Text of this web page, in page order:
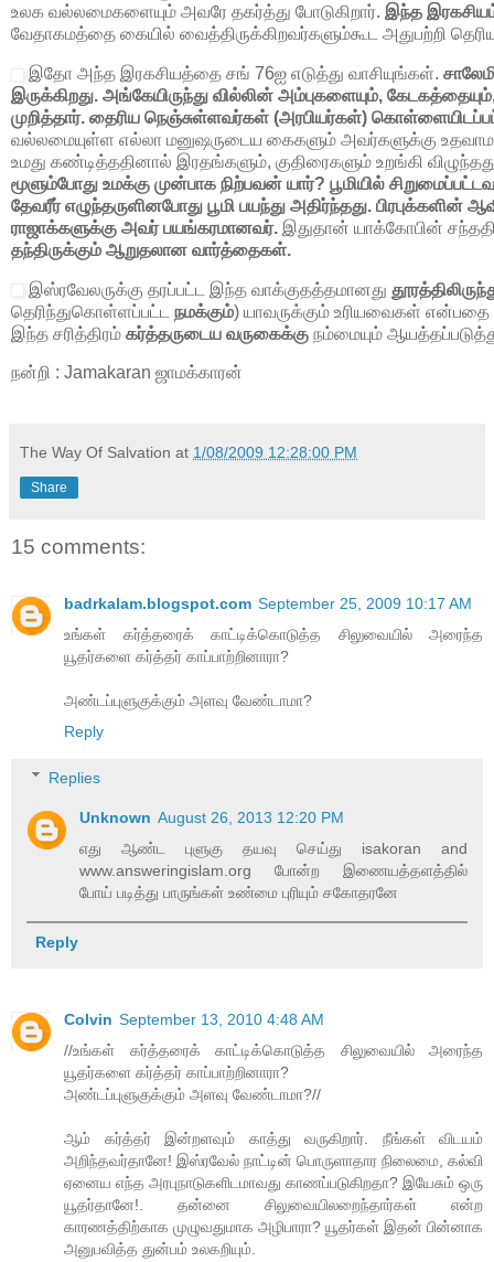
உலக வல்லமைகளையும் அவரே தகர்த்து போடுகிறார். இந்த இரகசியம்
வேதாகமத்தை கையில் வைத்திருக்கிறவர்களும்கூட அதுபற்றி
இதோ அந்த இரகசியத்தை சங் 76ஐ எடுத்து வாசியுங்கள்.
இருக்கிறது. அங்கேயிருந்து வில்லின் அம்புகளையும்,
முறித்தார். தைரிய நெஞ்சுள்ளவர்கள் (அரபியர்கள்)
வல்லமையுள்ள எல்லா மனுஷருடைய கைகளும் அவர்களுக்கு
உமது கண்டித்ததினால் இரதங்களும், குதிரைகளும் உறங்கி
மூளும்போது உமக்கு முன்பாக நிற்பவன் யார்? பூமியில்
தேவரீர் எழுந்தருளினபோது பூமி பயந்து அதிர்ந்தது. பிரபுக்களின்
ராஜாக்களுக்கு அவர் பயங்கரமானவர். இதுதான் யாக்கோபின்
தந்திருக்கும் ஆறுதலான வார்த்தைகள்.
இஸ்ரவேலருக்கு தரப்பட்ட இந்த வாக்குதத்தமானது
தெரிந்துகொள்ளப்பட்ட நமக்கும்) யாவருக்கும் உரியவைகள்
இந்த சரித்திரம் கர்த்தருடைய வருகைக்கு நம்மையும்
நன்றி : Jamakaran ஜாமக்காரன்
The Way Of Salvation at 1/08/2009 12:28:00 PM
Share
15 comments:
badrkalam.blogspot.com September 25, 2009 10:17 AM
உங்கள் கர்த்தரைக் காட்டிக்கொடுத்த சிலுவையில் அரைந்த
யூதர்களை கர்த்தர் காப்பாற்றினாரா?
அண்டப்புளுகுக்கும் அளவு வேண்டாமா?
Reply
Replies
Unknown August 26, 2013 12:20 PM
எது ஆண்ட புளுகு தயவு செய்து isakoran and
www.answeringislam.org போன்ற இணையத்தளத்தில்
போய் படித்து பாருங்கள் உண்மை புரியும் சகோதரனே
Reply
Colvin September 13, 2010 4:48 AM
//உங்கள் கர்த்தரைக் காட்டிக்கொடுத்த சிலுவையில் அரைந்த
யூதர்களை கர்த்தர் காப்பாற்றினாரா?
அண்டப்புளுகுக்கும் அளவு வேண்டாமா?//
ஆம் கர்த்தர் இன்றளவும் காத்து வருகிறார். நீங்கள் விடயம்
அறிந்தவர்தானே! இஸ்ரவேல் நாட்டின் பொருளாதார நிலைமை, கல்வி
ஏனைய எந்த அரபுநாடுகளிடமாவது காணப்படுகிறதா? இயேசும் ஒரு
யூதர்தானே!. தன்னை சிலுவையிலறைந்தார்கள் என்ற
காரணத்திற்காக முழுவதுமாக அழிபாரா? யூதர்கள் இதன் பின்னாக
அனுபவித்த துன்பம் உலகறியும்.